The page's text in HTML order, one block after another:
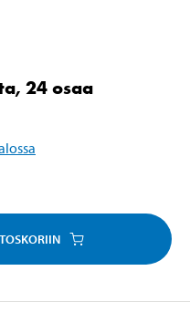
24 osaa